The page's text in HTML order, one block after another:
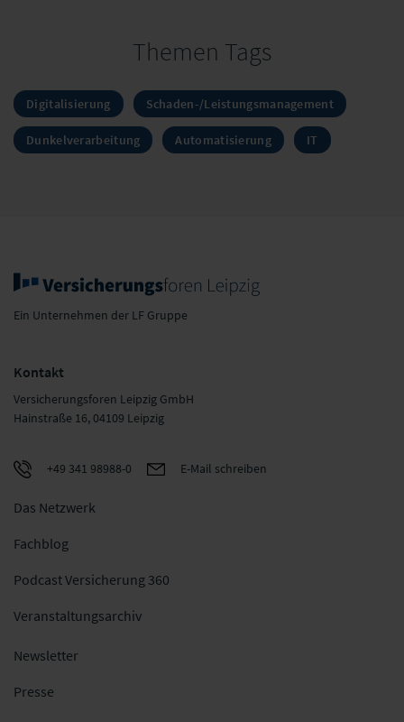
Themen Tags
Digitalisierung Schaden-/Leistungsmanagement
Dunkelverarbeitung Automatisierung IT
Ein Unternehmen der LF Gruppe
Kontakt
Versicherungsforen Leipzig GmbH
Hainstraße 16, 04109 Leipzig
+49 341 98988-0 E-Mail schreiben
Das Netzwerk
Fachblog
Podcast Versicherung 360
Veranstaltungsarchiv
Newsletter
Presse